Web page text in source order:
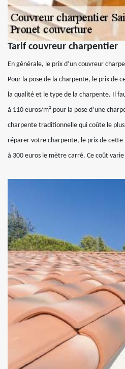
Tarif couvreur charpentier
En générale, le prix d’un couvreur
Pour la pose de la charpente, le prix de
la qualité et le type de la charpente. Il
à 110 euros/m² pour la pose d’une
charpente traditionnelle qui coûte le plus
réparer votre charpente, le prix de
à 300 euros le mètre carré. Ce coût